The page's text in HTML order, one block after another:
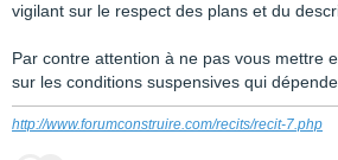
vigilant sur le respect des plans et du
Par contre attention à ne pas vous mettre
sur les conditions suspensives qui
http://www.forumconstruire.com/recits/recit-7.php